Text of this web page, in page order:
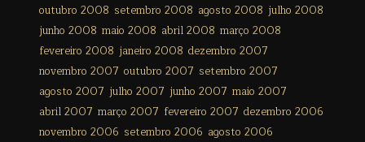
outubro 2008 setembro 2008 agosto 2008 julho 2008
junho 2008 maio 2008 abril 2008 março 2008
fevereiro 2008 janeiro 2008 dezembro 2007
novembro 2007 outubro 2007 setembro 2007
agosto 2007 julho 2007 junho 2007 maio 2007
abril 2007 março 2007 fevereiro 2007 dezembro 2006
novembro 2006 setembro 2006 agosto 2006